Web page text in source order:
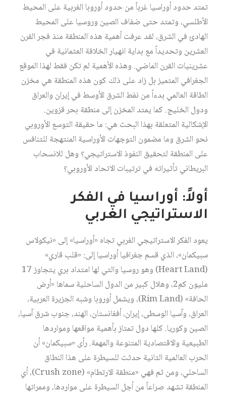
تمتد حدود أوراسيا غرباً من حدود أوروبا الغربية على المحيط
الأطلسي، وتمتد حتى ضفاف الصين وروسيا على المحيط
الهادئ في الشرق، لقد عرفت أهمية هذه المنطقة منذ فجر القرن
العشرين وتحديداً مع بداية انهيار الخلافة العثمانية في
عشرينيات القرن الماضي. وهذه الأهمية لم تكن فقط لهذا الموقع
الجغرافي المتميز بل زاد على ذلك كون هذه المنطقة هي مخزن
الطاقة العالمي بدءاً من نفط الشرق الأوسط في إيران والعراق
ودول الخليج. كما يمتد المخزن إلى منطقة بحر قزوين.
الإشكالية المتعلقة بهذا البحث هي: ما حقيقة التوسع الأوروبي
نحو الشرق وما مضمون التوجهات الأوراسية المنتهجة للتنافس
على المنطقة لتحقيق النفوذ الاستراتيجي؟ وهل للانسحاب
البريطاني تأثيراته في ترتيبات الاتحاد الأوروبي؟
أولاً: أوراسيا في الفكر
الاستراتيجي الغربي
يعود الفكر الاستراتيجي الغربي تجاه «أوراسيا» إلى «نيكولاس
سبيكمان»، الذي قسم جغرافيا أوراسيا إلى: «قلب قاري»
(Heart Land) وهو روسيا والتي لها امتداد بري يتجاوز 17
مليون كم2، وهلال كبير من الدول الساحلية سماها «أرض
الحافة» (Rim Land)، ويشمل أوروبا وشبه الجزيرة العربية،
العراق، وآسيا الوسطى، إيران، أفغانستان، الهند، جنوب شرق آسيا،
الصين وكوريا. كلها دول تمتاز بأهمية مواقعها ومواردها
الطبيعية والاقتصادية المتنوعة والمهمة. رأى «سبيكمان» أن
الحرب العالمية الثانية حدثت للسيطرة على هذا النطاق
الساحلي، ومن ثم فهي «منطقة الارتطام» (Crush zone)، أي
المنطقة تشهد صراعاً من أجل السيطرة على مواردها، وممراتها